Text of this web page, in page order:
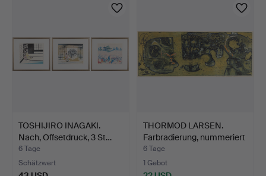
TOSHIJIRO INAGAKI.
Nach, Offsetdruck, 3 St…
6 Tage
Schätzwert
THORMOD LARSEN.
Farbradierung, nummeriert
…
6 Tage
1 Gebot